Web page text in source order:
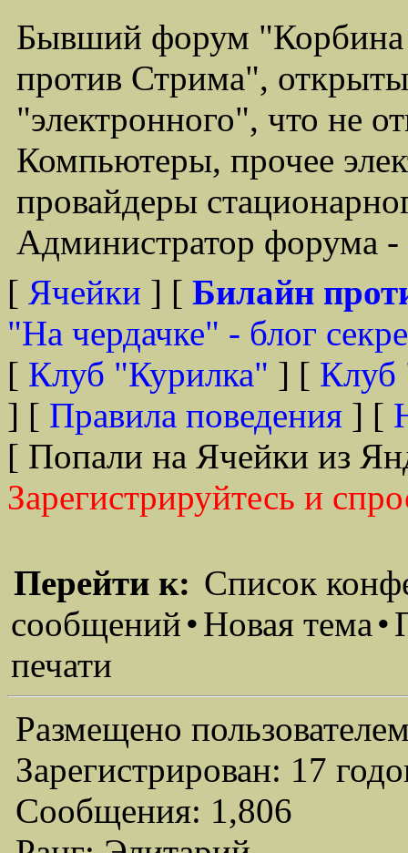
Бывший форум "Корбина
против Стрима",
"электронного", что не
Компьютеры, прочее
провайдеры
Администратор форума
[ Ячейки ] [ Билайн
"На чердачке" - блог
[ Клуб "Курилка" ] [ Клуб
] [ Правила поведения ] [
[ Попали на Ячейки из
Зарегистрируйтесь и
Перейти к: Список
сообщений•Новая тема•
печати
Размещено
Зарегистрирован: 17
Сообщения: 1,806